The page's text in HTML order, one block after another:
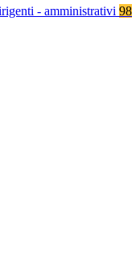
- amministrativi 98